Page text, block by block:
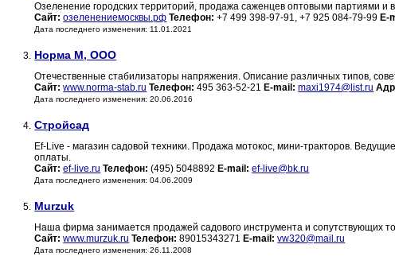
Озеленение городских территорий, продажа саженцев оптовыми партиями и
Сайт: озеленениемосквы.рф Телефон: +7 499 398-97-91, +7 925 084-79-99 E-
Дата последнего изменения: 11.01.2021
3. Норма М, ООО
Отечественные стабилизаторы напряжения. Описание различных типов,
Сайт: www.norma-stab.ru Телефон: 495 363-52-21 E-mail: maxi1974@list.ru
Дата последнего изменения: 20.06.2016
4. Стройсад
Ef-Live - магазин садовой техники. Продажа мотокос, мини-тракторов.
оплаты.
Сайт: ef-live.ru Телефон: (495) 5048892 E-mail: ef-live@bk.ru
Дата последнего изменения: 04.06.2009
5. Murzuk
Наша фирма занимается продажей садового инструмента и сопутствующих
Сайт: www.murzuk.ru Телефон: 89015343271 E-mail: vw320@mail.ru
Дата последнего изменения: 26.11.2008